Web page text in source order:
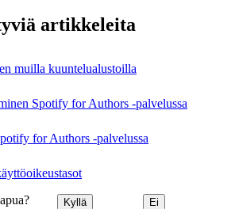
artikkeleita
muilla kuuntelualustoilla
Spotify for Authors ‑palvelussa
for Authors ‑palvelussa
Kyllä Ei